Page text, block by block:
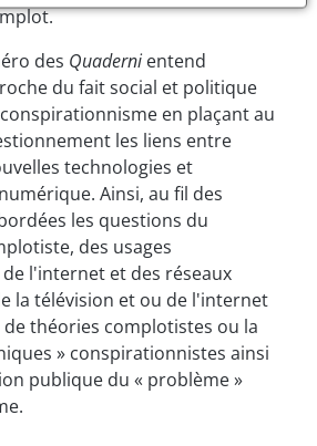
des Quaderni entend
du fait social et politique
en plaçant au
les liens entre
technologies et
Ainsi, au fil des
les questions du
des usages
l'internet et des réseaux
la télévision et ou de l'internet
théories complotistes ou la
» conspirationnistes ainsi
publique du « problème »